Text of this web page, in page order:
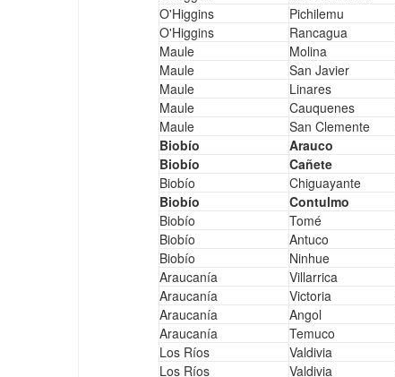
O'Higgins
Pichilemu
O'Higgins
Rancagua
Maule
Molina
Maule
San Javier
Maule
Linares
Maule
Cauquenes
Maule
San Clemente
Biobío
Arauco
Biobío
Cañete
Biobío
Chiguayante
Biobío
Contulmo
Biobío
Tomé
Biobío
Antuco
Biobío
Ninhue
Araucanía
Villarrica
Araucanía
Victoria
Araucanía
Angol
Araucanía
Temuco
Los Ríos
Valdivia
Los Ríos
Valdivia